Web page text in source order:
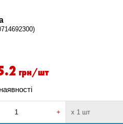
грн/шт
+ х 1 шт